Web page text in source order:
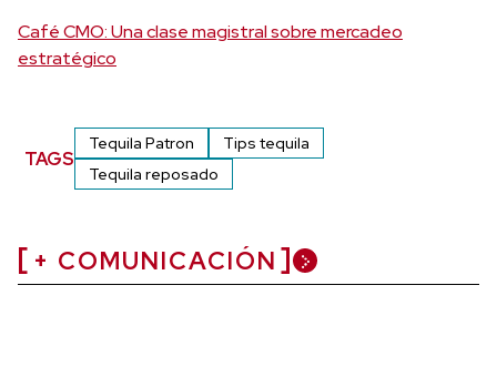
Café CMO: Una clase magistral sobre mercadeo
estratégico
TAGS
Tequila Patron
Tips tequila
Tequila reposado
+ COMUNICACIÓN